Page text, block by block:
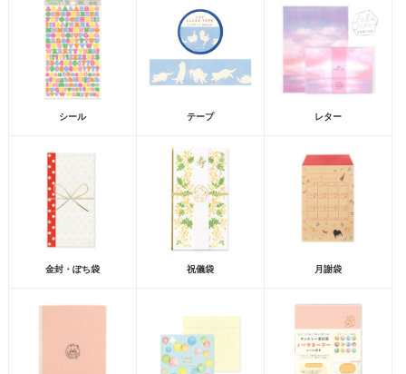
シール テープ レター
金封・ぽち袋 祝儀袋 月謝袋